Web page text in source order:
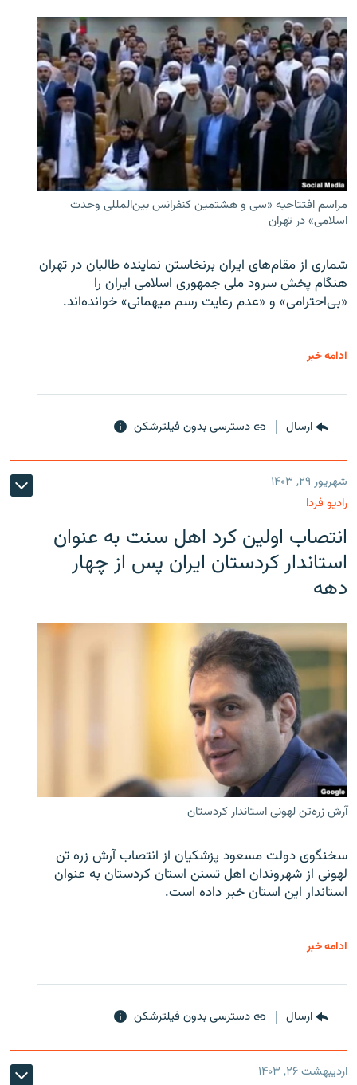
مراسم افتتاحیه «سی و هشتمین کنفرانس بین‌المللی وحدت
اسلامی» در تهران
شماری از مقام‌های ایران برنخاستن نماینده طالبان در تهران
هنگام پخش سرود ملی جمهوری اسلامی ایران را
«بی‌احترامی» و «عدم رعایت رسم میهمانی» خوانده‌اند.
ادامه خبر
ارسال دسترسی بدون فیلترشکن
شهریور ۲۹, ۱۴۰۳
رادیو فردا
انتصاب اولین کرد اهل سنت به عنوان
استاندار کردستان ایران پس از چهار
دهه
آرش زره‌تن لهونی استاندار کردستان
سخنگوی دولت مسعود پزشکیان از انتصاب آرش زره تن
لهونی از شهروندان اهل تسنن استان کردستان به عنوان
استاندار این استان خبر داده است.
ادامه خبر
ارسال دسترسی بدون فیلترشکن
اردیبهشت ۲۶, ۱۴۰۳